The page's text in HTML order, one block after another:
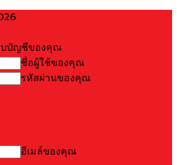
บบัญชีของคุณ
ชื่อผู้ใช้ของคุณ
รหัสผ่านของคุณ
อีเมล์ของคุณ